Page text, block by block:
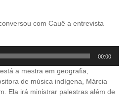
com Cauê a entrevista
00:00
a mestra em geografia,
de música indígena, Márcia
Ela irá ministrar palestras além de